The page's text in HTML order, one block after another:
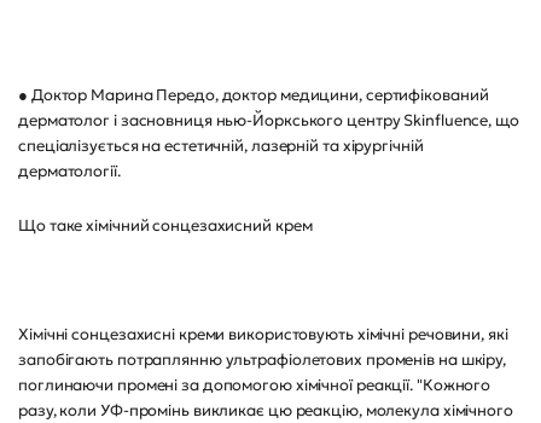
● Доктор Марина Передо, доктор медицини, сертифікований
дерматолог і засновниця нью-Йоркського центру Skinfluence, що
спеціалізується на естетичній, лазерній та хірургічній
дерматології.
Що таке хімічний сонцезахисний крем
Хімічні сонцезахисні креми використовують хімічні речовини, які
запобігають потраплянню ультрафіолетових променів на шкіру,
поглинаючи промені за допомогою хімічної реакції. "Кожного
разу, коли УФ-промінь викликає цю реакцію, молекула хімічного